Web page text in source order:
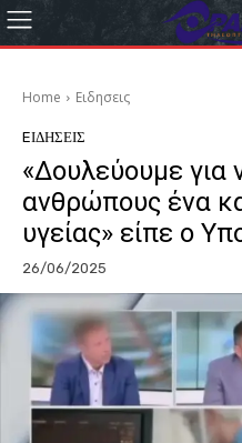
Home Eιδησεις
EΙΔΗΣΕΙΣ
«Δουλεύουμε
ανθρώπους ένα
υγείας» είπε ο
26/06/2025